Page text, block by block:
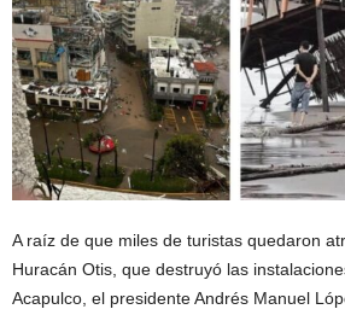
A raíz de que miles de turistas quedaron
Huracán Otis, que destruyó las
Acapulco, el presidente Andrés Manuel